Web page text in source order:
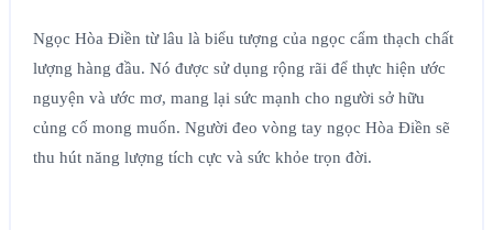
Ngọc Hòa Điền từ lâu là biểu tượng của ngọc cẩm thạch chất
lượng hàng đầu. Nó được sử dụng rộng rãi để thực hiện ước
nguyện và ước mơ, mang lại sức mạnh cho người sở hữu
củng cố mong muốn. Người đeo vòng tay ngọc Hòa Điền sẽ
thu hút năng lượng tích cực và sức khỏe trọn đời.